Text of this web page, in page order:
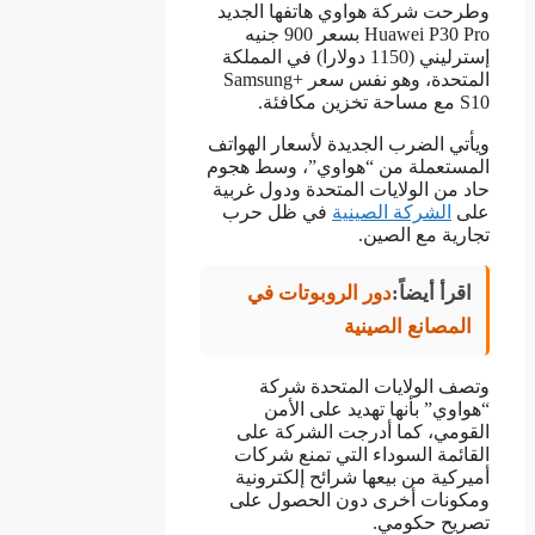
وطرحت شركة هواوي هاتفها الجديد
Huawei P30 Pro بسعر 900 جنيه
إسترليني (1150 دولارا) في المملكة
المتحدة، وهو نفس سعر +Samsung
S10 مع مساحة تخزين مكافئة.
ويأتي الضرب الجديدة لأسعار الهواتف
المستعملة من “هواوي”، وسط هجوم
حاد من الولايات المتحدة ودول غربية
على الشركة الصينية في ظل حرب
تجارية مع الصين.
اقرأ أيضاً:دور الروبوتات في
المصانع الصينية
وتصف الولايات المتحدة شركة
“هواوي” بأنها تهديد على الأمن
القومي، كما أدرجت الشركة على
القائمة السوداء التي تمنع شركات
أميركية من بيعها شرائح إلكترونية
ومكونات أخرى دون الحصول على
تصريح حكومي.